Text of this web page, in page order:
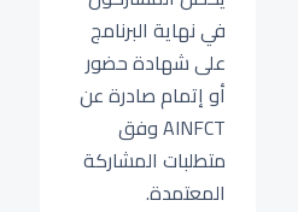
في نهاية البرنامج
على شهادة حضور
أو إتمام صادرة عن
AINFCT وفق
متطلبات المشاركة
المعتمدة.